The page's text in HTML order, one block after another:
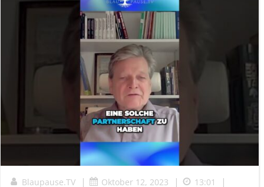
Blaupause.TV | Oktober 12, 2023 | 13:01 |